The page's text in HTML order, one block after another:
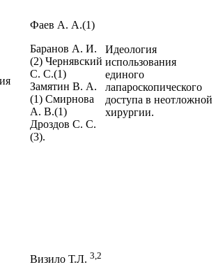
Фаев А. А.(1)
Баранов А. И.
(2) Чернявский
С. С.(1)
Замятин В. А.
(1) Смирнова
А. В.(1)
Дроздов С. С.
(3).
Идеология
использования
единого
лапароскопического
доступа в неотложной
хирургии.
Визило Т.Л. 3,2